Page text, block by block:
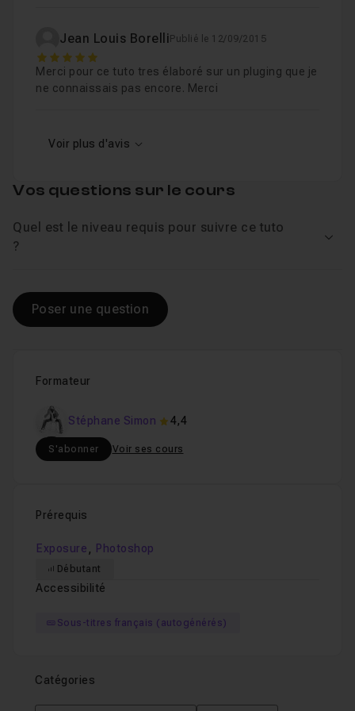
Jean Louis Borelli Publié le 12/09/2015
5
Merci pour ce tuto tres élaboré sur un pluging que je
ne connaissais pas encore. Merci
Voir plus d'avis
Formateur
Stéphane Simon 4,4
S'abonner Voir ses cours
Prérequis
Exposure , Photoshop
Débutant
Accessibilité
Sous-titres français (autogénérés)
Catégories
Vos questions sur le cours
Quel est le niveau requis pour suivre ce tuto
?
Poser une question